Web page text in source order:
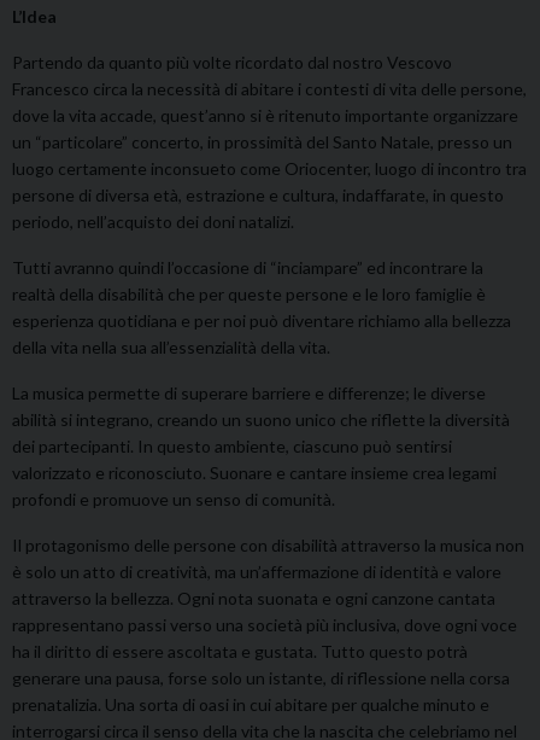
L’Idea
Partendo da quanto più volte ricordato dal nostro Vescovo
Francesco circa la necessità di abitare i contesti di vita delle persone,
dove la vita accade, quest’anno si è ritenuto importante organizzare
un “particolare” concerto, in prossimità del Santo Natale, presso un
luogo certamente inconsueto come Oriocenter, luogo di incontro tra
persone di diversa età, estrazione e cultura, indaffarate, in questo
periodo, nell’acquisto dei doni natalizi.
Tutti avranno quindi l’occasione di “inciampare” ed incontrare la
realtà della disabilità che per queste persone e le loro famiglie è
esperienza quotidiana e per noi può diventare richiamo alla bellezza
della vita nella sua all’essenzialità della vita.
La musica permette di superare barriere e differenze; le diverse
abilità si integrano, creando un suono unico che riflette la diversità
dei partecipanti. In questo ambiente, ciascuno può sentirsi
valorizzato e riconosciuto. Suonare e cantare insieme crea legami
profondi e promuove un senso di comunità.
Il protagonismo delle persone con disabilità attraverso la musica non
è solo un atto di creatività, ma un’affermazione di identità e valore
attraverso la bellezza. Ogni nota suonata e ogni canzone cantata
rappresentano passi verso una società più inclusiva, dove ogni voce
ha il diritto di essere ascoltata e gustata. Tutto questo potrà
generare una pausa, forse solo un istante, di riflessione nella corsa
prenatalizia. Una sorta di oasi in cui abitare per qualche minuto e
interrogarsi circa il senso della vita che la nascita che celebriamo nel